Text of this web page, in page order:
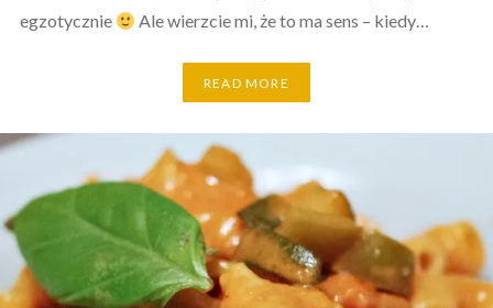
egzotycznie
Ale wierzcie mi, że to ma sens – kiedy…
READ MORE